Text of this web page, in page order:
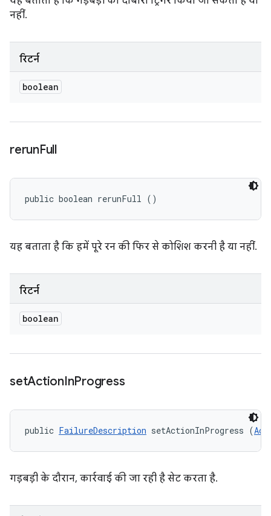
नहीं.
रिटर्न
boolean
rerunFull
public boolean rerunFull ()
यह बताता है कि हमें पूरे रन की फिर से कोशिश करनी है या नहीं.
रिटर्न
boolean
setActionInProgress
public FailureDescription setActionInProgress (
गड़बड़ी के दौरान, कार्रवाई की जा रही है सेट करता है.